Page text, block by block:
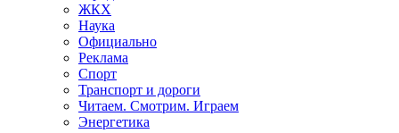
ЖКХ
Наука
Официально
Реклама
Спорт
Транспорт и дороги
Читаем. Смотрим. Играем
Энергетика